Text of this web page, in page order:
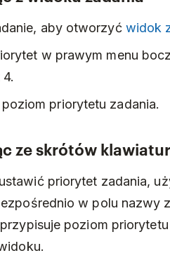
aby otworzyć widok
w prawym menu
priorytetu zadania.
ze skrótów
priorytet zadania,
w polu nazwy
poziom